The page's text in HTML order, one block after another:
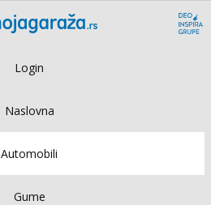
Login
Naslovna
Automobili
Gume